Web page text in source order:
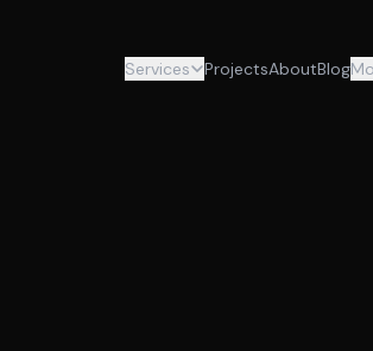
Services ProjectsAboutBlog